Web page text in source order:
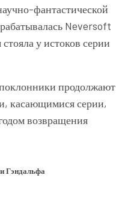
фантастической
Neversoft
у истоков серии
продолжают
касающимися серии,
возвращения
Гэндальфа